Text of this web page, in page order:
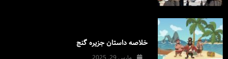
خلاصه داستان جزیره گنج